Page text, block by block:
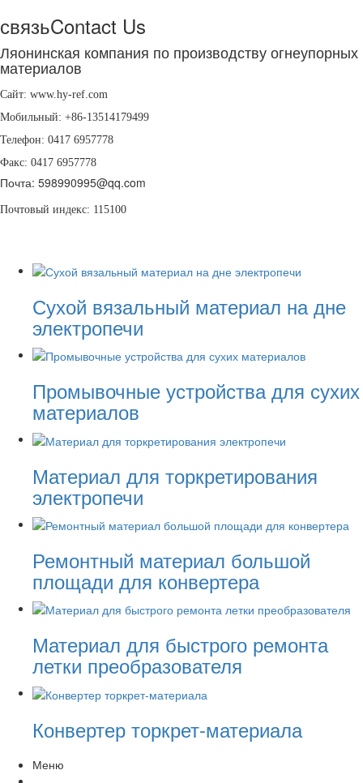
связьContact Us
Ляонинская компания по производству огнеупорных
материалов
Сайт: www.hy-ref.com
Мобильный: +86-13514179499
Телефон: 0417 6957778
Факс: 0417 6957778
Почта: 598990995@qq.com
Почтовый индекс: 115100
Сухой вязальный материал на дне
электропечи
Промывочные устройства для сухих
материалов
Материал для торкретирования
электропечи
Ремонтный материал большой
площади для конвертера
Материал для быстрого ремонта
летки преобразователя
Конвертер торкрет-материала
Меню